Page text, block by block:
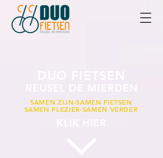
SAMEN ZIJN-SAMEN FIETSEN
SAMEN PLEZIER-SAMEN VERDER